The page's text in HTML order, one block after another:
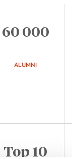
60 000
ALUMNI
Top 10